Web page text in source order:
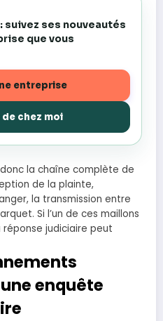
suivez ses nouveautés
que vous
entreprise
chez moi
la chaîne complète de
de la plainte,
la transmission entre
Si l’un de ces maillons
judiciaire peut
enquête